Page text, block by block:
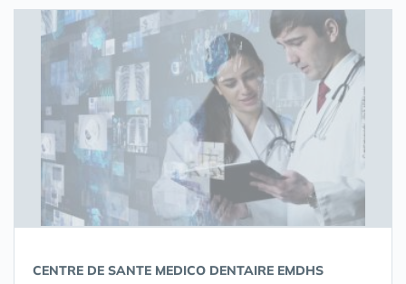
CENTRE DE SANTE MEDICO DENTAIRE EMDHS